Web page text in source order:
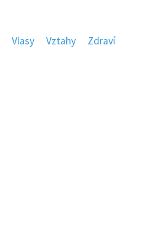
Vlasy Vztahy Zdraví